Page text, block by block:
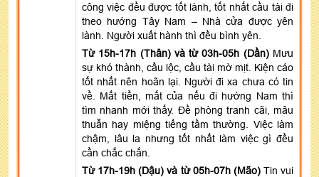
công việc đều được tốt lành, tốt nhất cầu tài đi
theo hướng Tây Nam – Nhà cửa được yên
lành. Người xuất hành thì đều bình yên.
Từ 15h-17h (Thân) và từ 03h-05h (Dần) Mưu
sự khó thành, cầu lộc, cầu tài mờ mịt. Kiện cáo
tốt nhất nên hoãn lại. Người đi xa chưa có tin
về. Mất tiền, mất của nếu đi hướng Nam thì
tìm nhanh mới thấy. Đề phòng tranh cãi, mâu
thuẫn hay miệng tiếng tầm thường. Việc làm
chậm, lâu la nhưng tốt nhất làm việc gì đều
cần chắc chắn.
Từ 17h-19h (Dậu) và từ 05h-07h (Mão) Tin vui